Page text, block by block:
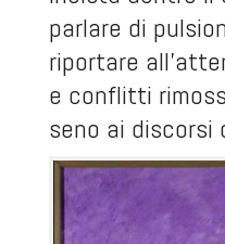
parlare di
riportare
e conflitti
seno ai discorsi